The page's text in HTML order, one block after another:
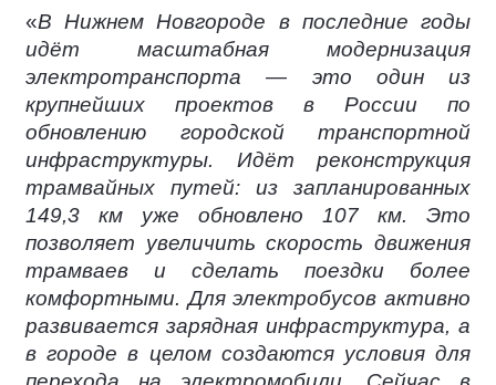
«В Нижнем Новгороде в последние годы
идёт масштабная модернизация
электротранспорта — это один из
крупнейших проектов в России по
обновлению городской транспортной
инфраструктуры. Идёт реконструкция
трамвайных путей: из запланированных
149,3 км уже обновлено 107 км. Это
позволяет увеличить скорость движения
трамваев и сделать поездки более
комфортными. Для электробусов активно
развивается зарядная инфраструктура, а
в городе в целом создаются условия для